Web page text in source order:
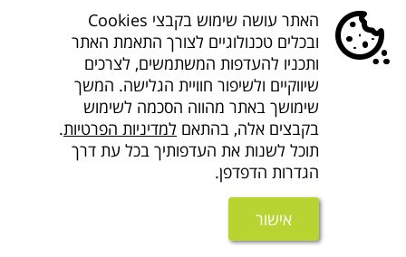
סניפי flyeast בעולם
סניפי flyeast בעולם
סניף flyeast תאילנד
קישורים נוספים
הצהרת מדיניות ופרטיות
הצהרת נגישות
About us flyeast english
האתר עושה שימוש בקבצי Cookies
ובכלים טכנולוגיים לצורך התאמת האתר
ותכניו להעדפות המשתמשים, לצרכים
שיווקיים ולשיפור חוויית הגלישה. המשך
שימושך באתר מהווה הסכמה לשימוש
בקבצים אלה, בהתאם למדיניות הפרטיות.
תוכל לשנות את העדפותיך בכל עת דרך
הגדרות הדפדפן.
אישור